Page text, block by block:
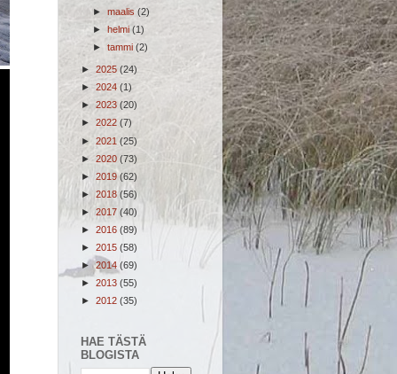
► maalis (2)
► helmi (1)
► tammi (2)
► 2025 (24)
► 2024 (1)
► 2023 (20)
► 2022 (7)
► 2021 (25)
► 2020 (73)
► 2019(62)
► 2018(56)
► 2017 (40)
► 2016 (89)
► 2015 (58)
►2014 (69)
► 2013 (55)
► 2012 (35)
HAE TÄSTÄ
BLOGISTA